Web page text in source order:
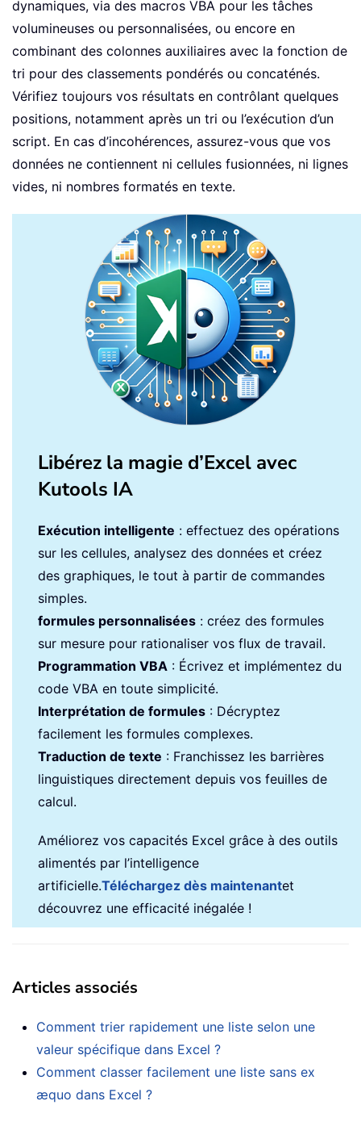
dynamiques, via des macros VBA pour les tâches
volumineuses ou personnalisées, ou encore en
combinant des colonnes auxiliaires avec la fonction de
tri pour des classements pondérés ou concaténés.
Vérifiez toujours vos résultats en contrôlant quelques
positions, notamment après un tri ou l’exécution d’un
script. En cas d’incohérences, assurez-vous que vos
données ne contiennent ni cellules fusionnées, ni lignes
vides, ni nombres formatés en texte.
Libérez la magie d’Excel avec
Kutools IA
Exécution intelligente : effectuez des opérations
sur les cellules, analysez des données et créez
des graphiques, le tout à partir de commandes
simples.
formules personnalisées : créez des formules
sur mesure pour rationaliser vos flux de travail.
Programmation VBA : Écrivez et implémentez du
code VBA en toute simplicité.
Interprétation de formules : Décryptez
facilement les formules complexes.
Traduction de texte : Franchissez les barrières
linguistiques directement depuis vos feuilles de
calcul.
Améliorez vos capacités Excel grâce à des outils
alimentés par l’intelligence
artificielle.Téléchargez dès maintenantet
découvrez une efficacité inégalée !
Articles associés
Comment trier rapidement une liste selon une
valeur spécifique dans Excel ?
Comment classer facilement une liste sans ex
æquo dans Excel ?